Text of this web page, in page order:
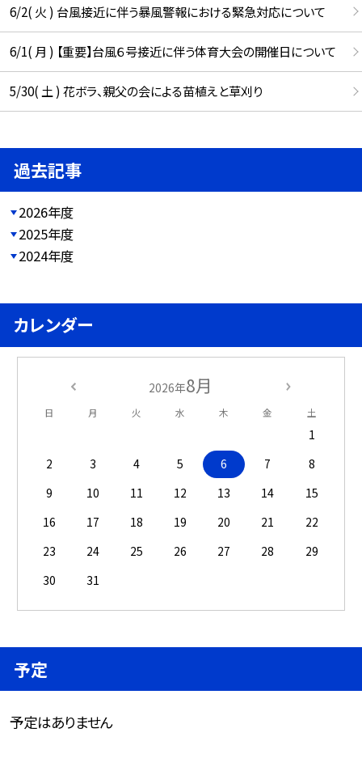
6/2( 火 ) 台風接近に伴う暴風警報における緊急対応について
6/1( 月 ) 【重要】台風６号接近に伴う体育大会の開催日について
5/30( 土 ) 花ボラ、親父の会による苗植えと草刈り
過去記事
2026年度
2025年度
2024年度
カレンダー
2026年8月
日 月 火 水 木 金 土
1
2
3 4 5 6 7
8
9
10 11 12 13 14
15
16
17 18 19 20 21
22
23
24 25 26 27 28
29
30
31
予定
予定はありません